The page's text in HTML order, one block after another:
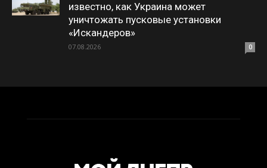
известно, как Украина может
уничтожать пусковые установки
«Искандеров»
07.08.2026 0